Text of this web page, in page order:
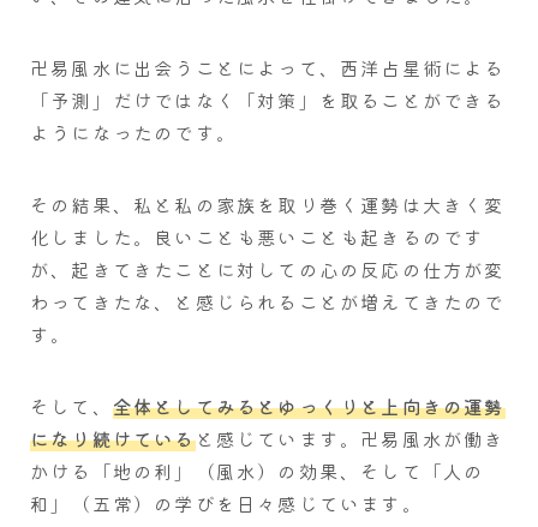
卍易風水に出会うことによって、西洋占星術による
「予測」だけではなく「対策」を取ることができる
ようになったのです。
その結果、私と私の家族を取り巻く運勢は大きく変
化しました。良いことも悪いことも起きるのです
が、起きてきたことに対しての心の反応の仕方が変
わってきたな、と感じられることが増えてきたので
す。
そして、 全体としてみるとゆっくりと上向きの運勢
になり続けていると感じています。卍易風水が働き
かける「地の利」（風水）の効果、そして「人の
和」（五常）の学びを日々感じています。